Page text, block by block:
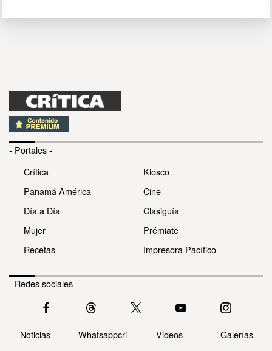
- Portales -
Crítica
Panamá América
Día a Día
Mujer
Recetas
Kiosco
Cine
Clasiguía
Prémiate
Impresora Pacífico
- Redes sociales -
Noticias Whatsappcri Videos Galerías